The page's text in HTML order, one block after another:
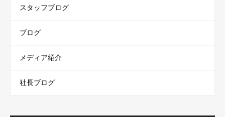
スタッフブログ
ブログ
メディア紹介
社長ブログ